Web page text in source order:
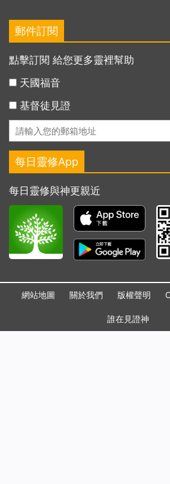
郵件訂閱
點擊訂閱 給您更多靈裡幫助
天國福音
基督徒見證
每日靈修App
每日靈修與神更親近
網站地圖 關於我們 版權聲明
誰在見證神